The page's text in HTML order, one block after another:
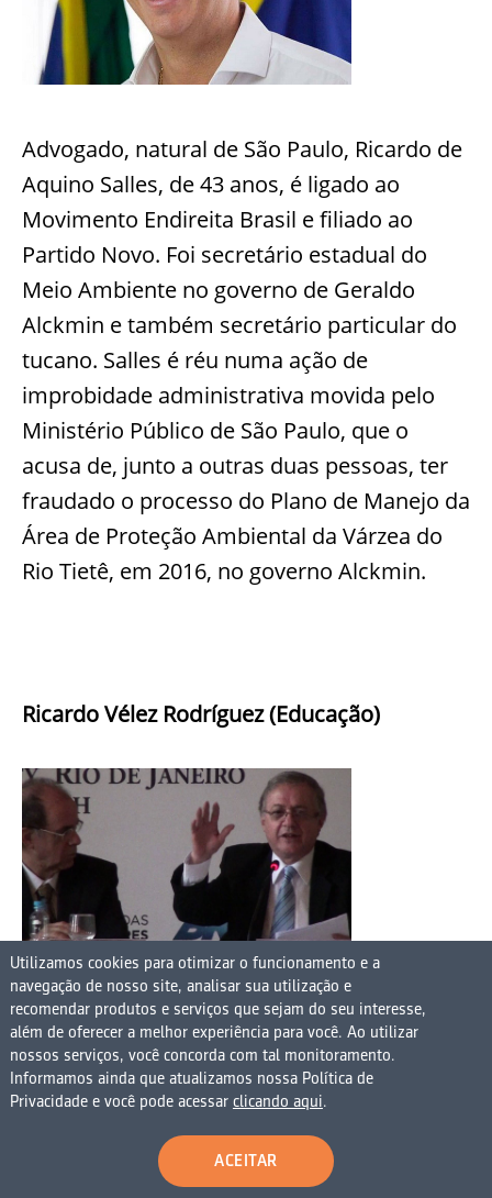
Advogado, natural de São Paulo, Ricardo de
Aquino Salles, de 43 anos, é ligado ao
Movimento Endireita Brasil e filiado ao
Partido Novo. Foi secretário estadual do
Meio Ambiente no governo de Geraldo
Alckmin e também secretário particular do
tucano. Salles é réu numa ação de
improbidade administrativa movida pelo
Ministério Público de São Paulo, que o
acusa de, junto a outras duas pessoas, ter
fraudado o processo do Plano de Manejo da
Área de Proteção Ambiental da Várzea do
Rio Tietê, em 2016, no governo Alckmin.
Ricardo Vélez Rodríguez (Educação)
O filósofo nascido na Colômbia e
naturalizado brasileiro em 1997 Ricardo
Vélez Rodríguez será o novo ministro da
mestre em pensamento brasileiro pela
Utilizamos cookies para otimizar o funcionamento e a
navegação de nosso site, analisar sua utilização e
recomendar produtos e serviços que sejam do seu interesse,
além de oferecer a melhor experiência para você. Ao utilizar
nossos serviços, você concorda com tal monitoramento.
Informamos ainda que atualizamos nossa Política de
Privacidade e você pode acessar clicando aqui.
ACEITAR